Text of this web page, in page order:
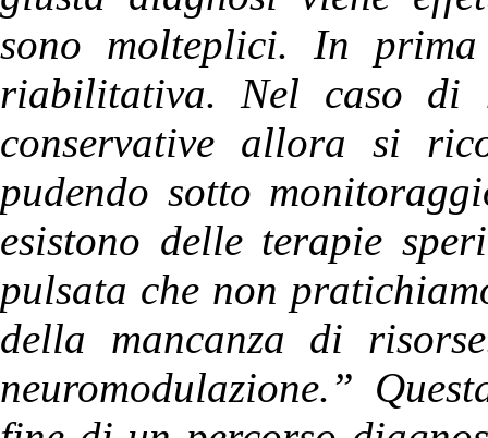
sono molteplici. In
riabilitativa. Nel caso di
conservative allora si
pudendo sotto
esistono delle terapie
pulsata che non
della mancanza di
neuromodulazione.”